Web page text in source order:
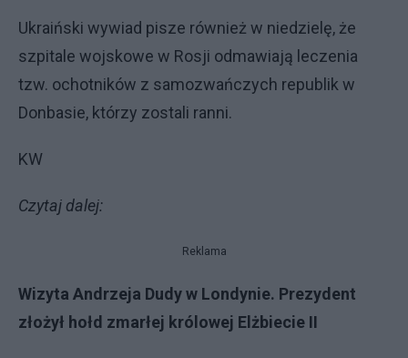
Ukraiński wywiad pisze również w niedzielę, że
szpitale wojskowe w Rosji odmawiają leczenia
tzw. ochotników z samozwańczych republik w
Donbasie, którzy zostali ranni.
KW
Czytaj dalej:
Reklama
Wizyta Andrzeja Dudy w Londynie. Prezydent
złożył hołd zmarłej królowej Elżbiecie II